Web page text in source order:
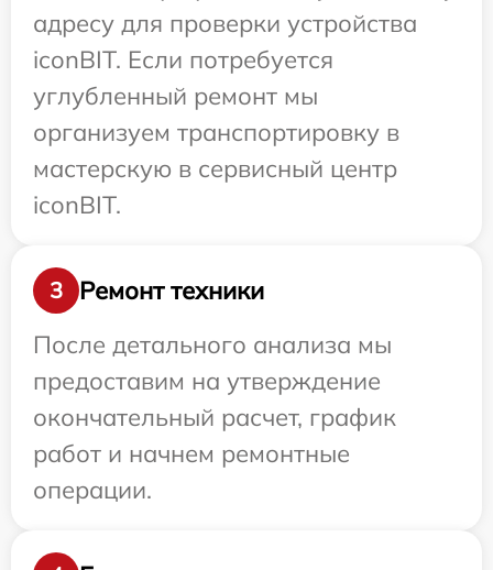
адресу для проверки устройства
iconBIT. Если потребуется
углубленный ремонт мы
организуем транспортировку в
мастерскую в сервисный центр
iconBIT.
3
Ремонт техники
После детального анализа мы
предоставим на утверждение
окончательный расчет, график
работ и начнем ремонтные
операции.